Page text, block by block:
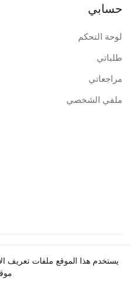
حسابي
لوحة التحكم
طلباتي
مراجعاتي
ملفي الشخصي
جميع
يستخدم هذا الموقع ملفات تعريف